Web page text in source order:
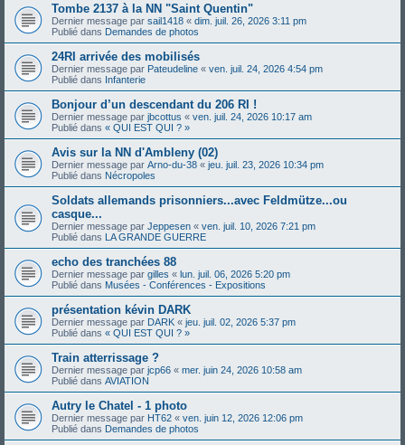
Tombe 2137 à la NN "Saint Quentin"
Dernier message par sail1418 « dim. juil. 26, 2026 3:11 pm
Publié dans Demandes de photos
24RI arrivée des mobilisés
Dernier message par Pateudeline « ven. juil. 24, 2026 4:54 pm
Publié dans Infanterie
Bonjour d’un descendant du 206 RI !
Dernier message par jbcottus « ven. juil. 24, 2026 10:17 am
Publié dans « QUI EST QUI ? »
Avis sur la NN d'Ambleny (02)
Dernier message par Arno-du-38 « jeu. juil. 23, 2026 10:34 pm
Publié dans Nécropoles
Soldats allemands prisonniers...avec Feldmütze...ou
casque...
Dernier message par Jeppesen « ven. juil. 10, 2026 7:21 pm
Publié dans LA GRANDE GUERRE
echo des tranchées 88
Dernier message par gilles « lun. juil. 06, 2026 5:20 pm
Publié dans Musées - Conférences - Expositions
présentation kévin DARK
Dernier message par DARK « jeu. juil. 02, 2026 5:37 pm
Publié dans « QUI EST QUI ? »
Train atterrissage ?
Dernier message par jcp66 « mer. juin 24, 2026 10:58 am
Publié dans AVIATION
Autry le Chatel - 1 photo
Dernier message par HT62 « ven. juin 12, 2026 12:06 pm
Publié dans Demandes de photos